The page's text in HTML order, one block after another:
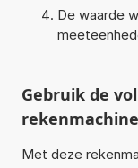
De waarde
Gebruik de
Met deze